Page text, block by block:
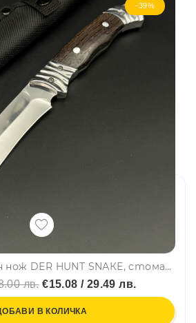
-39%
Екзотичен ловен нож DER HUNT SNАКЕ, стомана 65x13, 56 HRc, махагон, карбон-текстилна кания
лв.€15.08 / 29.49 лв.
В КОЛИЧКА